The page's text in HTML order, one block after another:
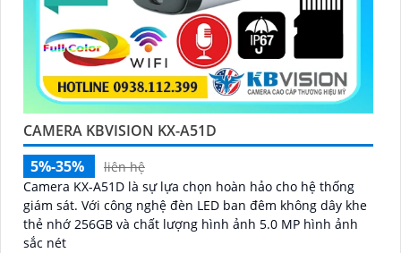
CAMERA KBVISION KX-A51D
5%-35%
liên hệ
Camera KX-A51D là sự lựa chọn hoàn hảo cho hệ thống
giám sát. Với công nghệ đèn LED ban đêm không dây khe
thẻ nhớ 256GB và chất lượng hình ảnh 5.0 MP hình ảnh
sắc nét